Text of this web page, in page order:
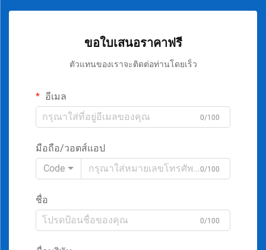
ขอใบเสนอราคาฟรี
ตัวแทนของเราจะติดต่อท่านโดยเร็ว
อีเมล
0/100
มือถือ/วอตส์แอป
Code
0/100
ชื่อ
0/100